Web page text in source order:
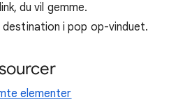
du vil gemme.
destination i pop op-vinduet.
elementer